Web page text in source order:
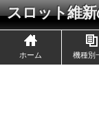
スロット維
ホーム 機種別